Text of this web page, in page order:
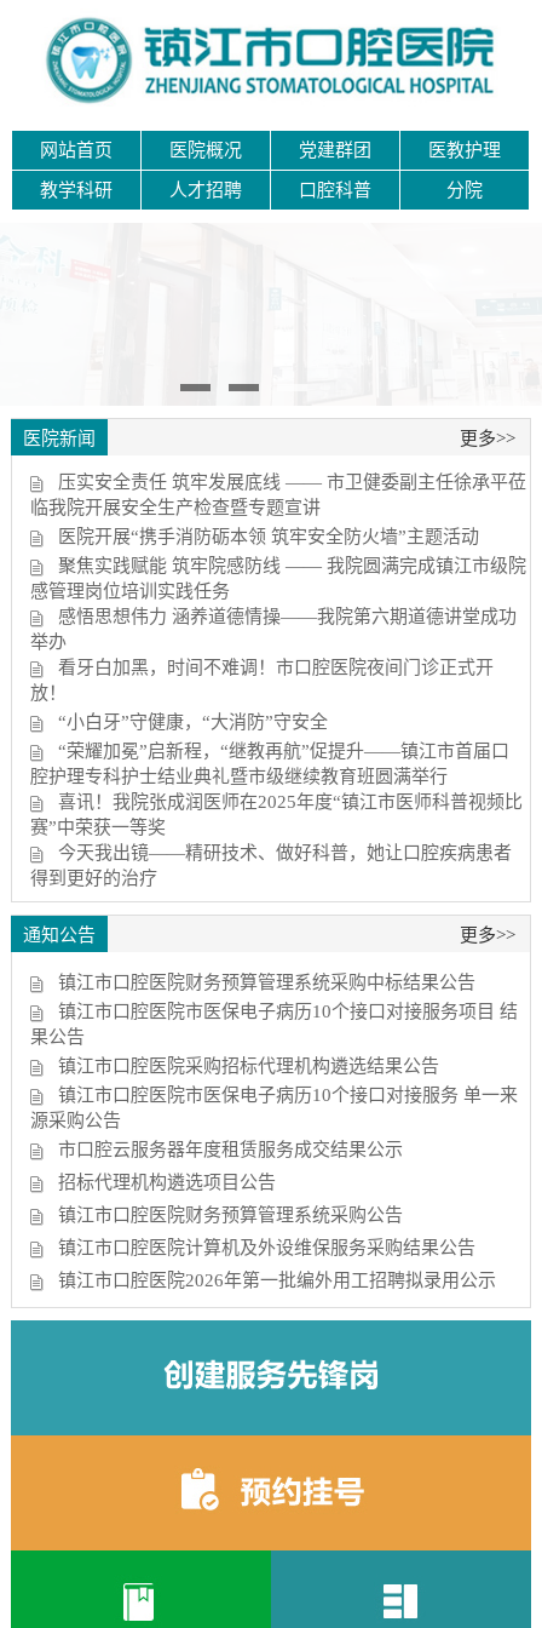
网站首页 医院概况 党建群团 医教护理
教学科研 人才招聘 口腔科普 分院
医院新闻 更多>>
压实安全责任 筑牢发展底线 —— 市卫健委副主任徐承平莅
临我院开展安全生产检查暨专题宣讲
医院开展“携手消防砺本领 筑牢安全防火墙”主题活动
聚焦实践赋能 筑牢院感防线 —— 我院圆满完成镇江市级院
感管理岗位培训实践任务
感悟思想伟力 涵养道德情操——我院第六期道德讲堂成功
举办
看牙白加黑，时间不难调！市口腔医院夜间门诊正式开
放！
“小白牙”守健康，“大消防”守安全
“荣耀加冕”启新程，“继教再航”促提升——镇江市首届口
腔护理专科护士结业典礼暨市级继续教育班圆满举行
喜讯！我院张成润医师在2025年度“镇江市医师科普视频比
赛”中荣获一等奖
今天我出镜——精研技术、做好科普，她让口腔疾病患者
得到更好的治疗
通知公告 更多>>
镇江市口腔医院财务预算管理系统采购中标结果公告
镇江市口腔医院市医保电子病历10个接口对接服务项目 结
果公告
镇江市口腔医院采购招标代理机构遴选结果公告
镇江市口腔医院市医保电子病历10个接口对接服务 单一来
源采购公告
市口腔云服务器年度租赁服务成交结果公示
招标代理机构遴选项目公告
镇江市口腔医院财务预算管理系统采购公告
镇江市口腔医院计算机及外设维保服务采购结果公告
镇江市口腔医院2026年第一批编外用工招聘拟录用公示